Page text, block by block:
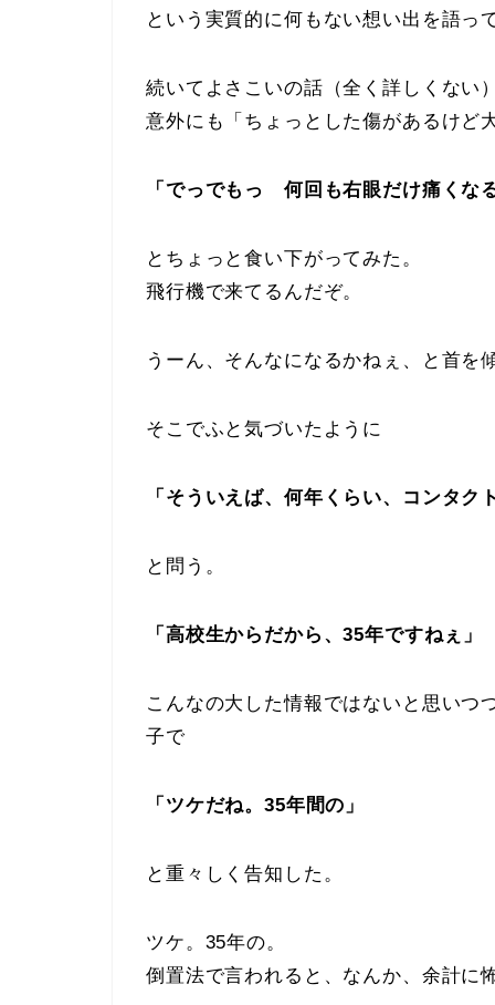
という実質的に何もない想い出を語っ
続いてよさこいの話（全く詳しくない
意外にも「ちょっとした傷があるけど
「でっでもっ 何回も右眼だけ痛くな
とちょっと食い下がってみた。
飛行機で来てるんだぞ。
うーん、そんなになるかねぇ、と首を
そこでふと気づいたように
「そういえば、何年くらい、コンタク
と問う。
「高校生からだから、35年ですねぇ」
こんなの大した情報ではないと思いつ
子で
「ツケだね。35年間の」
と重々しく告知した。
ツケ。35年の。
倒置法で言われると、なんか、余計に